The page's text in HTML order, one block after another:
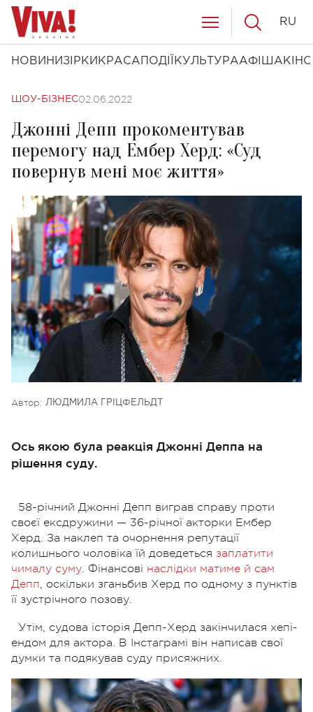
НОВИНИ ЗІРКИ КРАСА ПОДІЇ КУЛЬТУРААФІША КІНО
RU
ШОУ-БІЗНЕС02.06.2022
Джонні Депп прокоментував
перемогу над Ембер Херд: «Суд
повернув мені моє життя»
Автор: ЛЮДМИЛА ГРІЦФЕЛЬДТ
Ось якою була реакція Джонні Деппа на
рішення суду.
58-річний Джонні Депп виграв справу проти
своєї ексдружини — 36-річної акторки Ембер
Херд. За наклеп та очорнення репутації
колишнього чоловіка їй доведеться заплатити
чималу суму. Фінансові наслідки матиме й сам
Депп, оскільки зганьбив Херд по одному з пунктів
її зустрічного позову.
Утім, судова історія Депп-Херд закінчилася хепі-
ендом для актора. В Інстаграмі він написав свої
думки та подякував суду присяжних.